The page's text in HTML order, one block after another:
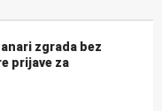
zgrada bez
prijave za